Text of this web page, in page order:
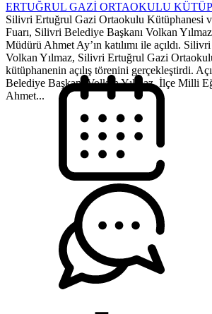
ERTUĞRUL GAZİ ORTAOKULU
Silivri Ertuğrul Gazi Ortaokulu
Fuarı, Silivri Belediye Başkanı Volkan
Müdürü Ahmet Ay’ın katılımı ile açıldı.
Volkan Yılmaz, Silivri Ertuğrul Gazi
kütüphanenin açılış törenini gerçekleştirdi.
Belediye Başkanı Volkan Yılmaz, İlçe Milli
Ahmet...